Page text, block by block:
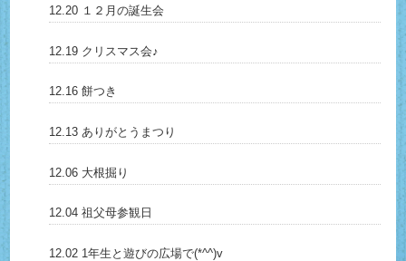
12.20 １２月の誕生会
12.19 クリスマス会♪
12.16 餅つき
12.13 ありがとうまつり
12.06 大根掘り
12.04 祖父母参観日
12.02 1年生と遊びの広場で(*^^)v